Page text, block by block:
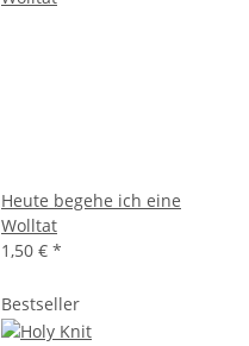
Heute begehe ich eine
Wolltat
1,50 € *
Bestseller